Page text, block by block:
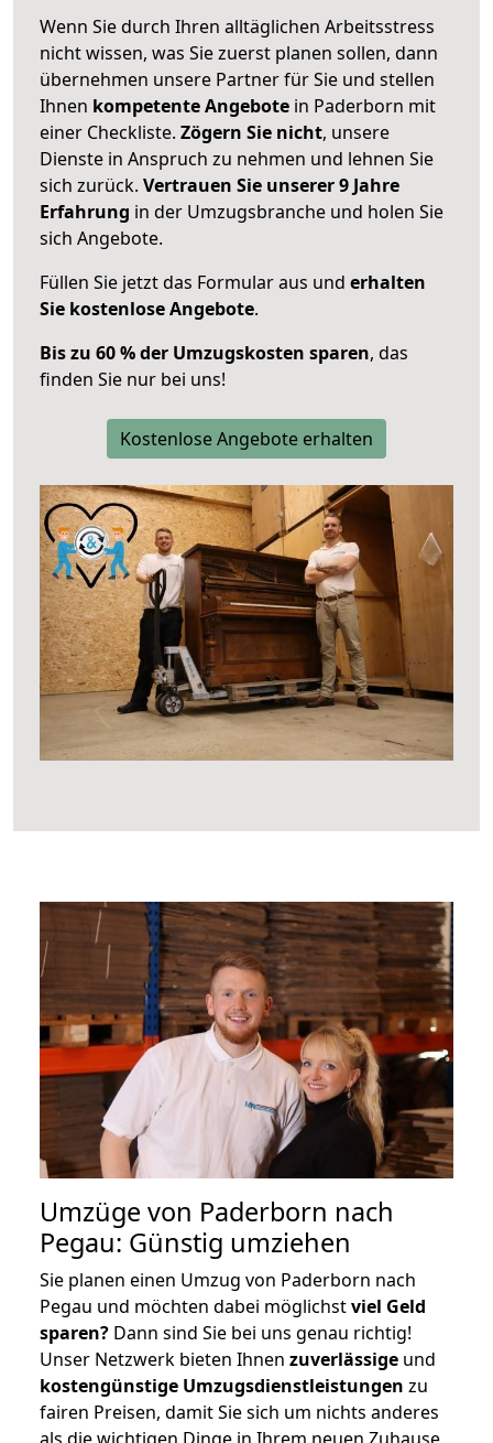
Wenn Sie durch Ihren alltäglichen Arbeitsstress
nicht wissen, was Sie zuerst planen sollen, dann
übernehmen unsere Partner für Sie und stellen
Ihnen kompetente Angebote in Paderborn mit
einer Checkliste. Zögern Sie nicht, unsere
Dienste in Anspruch zu nehmen und lehnen Sie
sich zurück. Vertrauen Sie unserer 9 Jahre
Erfahrung in der Umzugsbranche und holen Sie
sich Angebote.
Füllen Sie jetzt das Formular aus und erhalten
Sie kostenlose Angebote.
Bis zu 60 % der Umzugskosten sparen, das
finden Sie nur bei uns!
Kostenlose Angebote erhalten
Umzüge von Paderborn nach
Pegau: Günstig umziehen
Sie planen einen Umzug von Paderborn nach
Pegau und möchten dabei möglichstviel Geld
sparen? Dann sind Sie bei uns genau richtig!
Unser Netzwerk bieten Ihnen zuverlässige und
kostengünstige Umzugsdienstleistungen zu
fairen Preisen, damit Sie sich um nichts anderes